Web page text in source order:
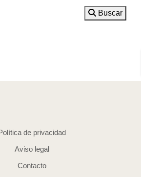
Buscar
de privacidad
Aviso legal
Contacto